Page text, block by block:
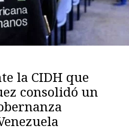
la CIDH que
consolidó un